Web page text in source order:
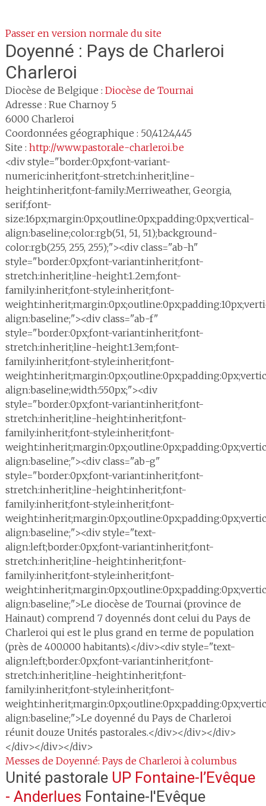
Passer en version normale du site
Doyenné : Pays de Charleroi
Charleroi
Diocèse de Belgique : Diocèse de Tournai
Adresse : Rue Charnoy 5
6000 Charleroi
Coordonnées géographique : 50,412:4,445
Site : http://www.pastorale-charleroi.be
<div style="border:0px;font-variant-
numeric:inherit;font-stretch:inherit;line-
height:inherit;font-family:Merriweather, Georgia,
serif;font-
size:16px;margin:0px;outline:0px;padding:0px;vertical-
align:baseline;color:rgb(51, 51, 51);background-
color:rgb(255, 255, 255);"><div class="ab-h"
style="border:0px;font-variant:inherit;font-
stretch:inherit;line-height:1.2em;font-
family:inherit;font-style:inherit;font-
align:baseline;"><div class="ab-f"
style="border:0px;font-variant:inherit;font-
stretch:inherit;line-height:1.3em;font-
family:inherit;font-style:inherit;font-
align:baseline;width:550px;"><div
style="border:0px;font-variant:inherit;font-
stretch:inherit;line-height:inherit;font-
family:inherit;font-style:inherit;font-
align:baseline;"><div class="ab-g"
style="border:0px;font-variant:inherit;font-
stretch:inherit;line-height:inherit;font-
family:inherit;font-style:inherit;font-
align:baseline;"><div style="text-
align:left;border:0px;font-variant:inherit;font-
stretch:inherit;line-height:inherit;font-
family:inherit;font-style:inherit;font-
align:baseline;">Le diocèse de Tournai (province de
Hainaut) comprend 7 doyennés dont celui du Pays de
Charleroi qui est le plus grand en terme de population
(près de 400.000 habitants).</div><div style="text-
align:left;border:0px;font-variant:inherit;font-
stretch:inherit;line-height:inherit;font-
family:inherit;font-style:inherit;font-
align:baseline;">Le doyenné du Pays de Charleroi
réunit douze Unités pastorales.</div></div></div>
</div></div></div>
Messes de Doyenné: Pays de Charleroi à columbus
Unité pastorale UP Fontaine-l’Evêque
- Anderlues Fontaine-l'Evêque